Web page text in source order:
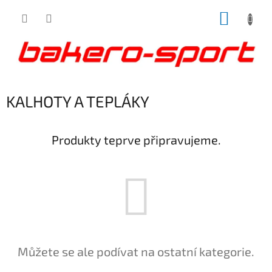
KALHOTY A TEPLÁKY
Produkty teprve připravujeme.
Můžete se ale podívat na ostatní kategorie.